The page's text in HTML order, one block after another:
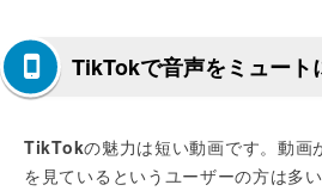
TikTokで音声をミュート
TikTokの魅力は短い動画です。動
を見ているというユーザーの方は多